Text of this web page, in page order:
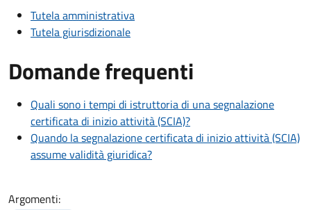
Tutela amministrativa
Tutela giurisdizionale
Domande frequenti
Quali sono i tempi di istruttoria di una segnalazione
certificata di inizio attività (SCIA)?
Quando la segnalazione certificata di inizio attività (SCIA)
assume validità giuridica?
Argomenti: